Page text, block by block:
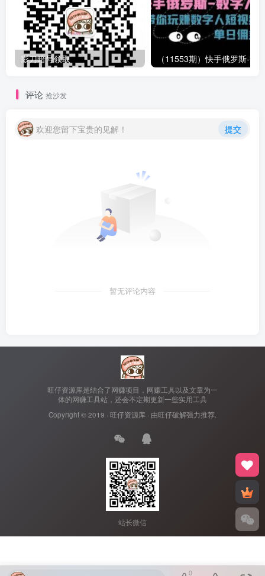
影刀暗号领取
评论 抢沙发
欢迎您留下宝贵的见解！ 提交
暂无评论内容
旺仔资源库是结合了网赚项目，网赚工具以及文章为一
体的网赚工具站，还会不定期更新一些实用工具
Copyright © 2019 · 旺仔资源库 · 由旺仔破解强力推荐.
站长微信
0